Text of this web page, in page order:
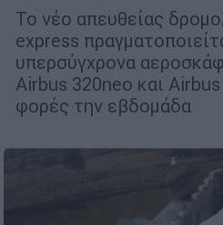
Το νέο απευθείας
express
υπερσύγχρονα
Airbus 320neo και
φορές την εβδομάδα